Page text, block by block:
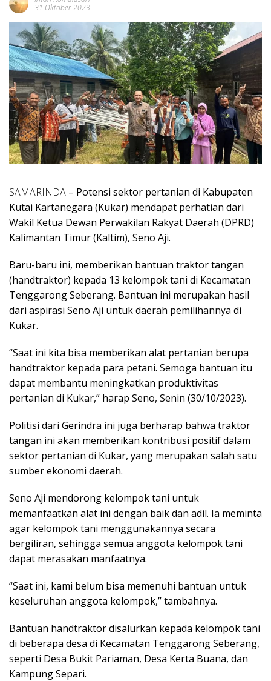
31 Oktober 2023
SAMARINDA – Potensi sektor pertanian di Kabupaten
Kutai Kartanegara (Kukar) mendapat perhatian dari
Wakil Ketua Dewan Perwakilan Rakyat Daerah (DPRD)
Kalimantan Timur (Kaltim), Seno Aji.
Baru-baru ini, memberikan bantuan traktor tangan
(handtraktor) kepada 13 kelompok tani di Kecamatan
Tenggarong Seberang. Bantuan ini merupakan hasil
dari aspirasi Seno Aji untuk daerah pemilihannya di
Kukar.
“Saat ini kita bisa memberikan alat pertanian berupa
handtraktor kepada para petani. Semoga bantuan itu
dapat membantu meningkatkan produktivitas
pertanian di Kukar,” harap Seno, Senin (30/10/2023).
Politisi dari Gerindra ini juga berharap bahwa traktor
tangan ini akan memberikan kontribusi positif dalam
sektor pertanian di Kukar, yang merupakan salah satu
sumber ekonomi daerah.
Seno Aji mendorong kelompok tani untuk
memanfaatkan alat ini dengan baik dan adil. Ia meminta
agar kelompok tani menggunakannya secara
bergiliran, sehingga semua anggota kelompok tani
dapat merasakan manfaatnya.
“Saat ini, kami belum bisa memenuhi bantuan untuk
keseluruhan anggota kelompok,” tambahnya.
Bantuan handtraktor disalurkan kepada kelompok tani
di beberapa desa di Kecamatan Tenggarong Seberang,
seperti Desa Bukit Pariaman, Desa Kerta Buana, dan
Kampung Separi.